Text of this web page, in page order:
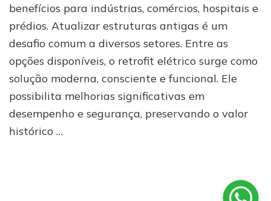
estrutura
sem
perder
a
essência
benefícios para indústrias, comércios, hospitais e
prédios. Atualizar estruturas antigas é um
desafio comum a diversos setores. Entre as
opções disponíveis, o retrofit elétrico surge como
solução moderna, consciente e funcional. Ele
possibilita melhorias significativas em
desempenho e segurança, preservando o valor
histórico …